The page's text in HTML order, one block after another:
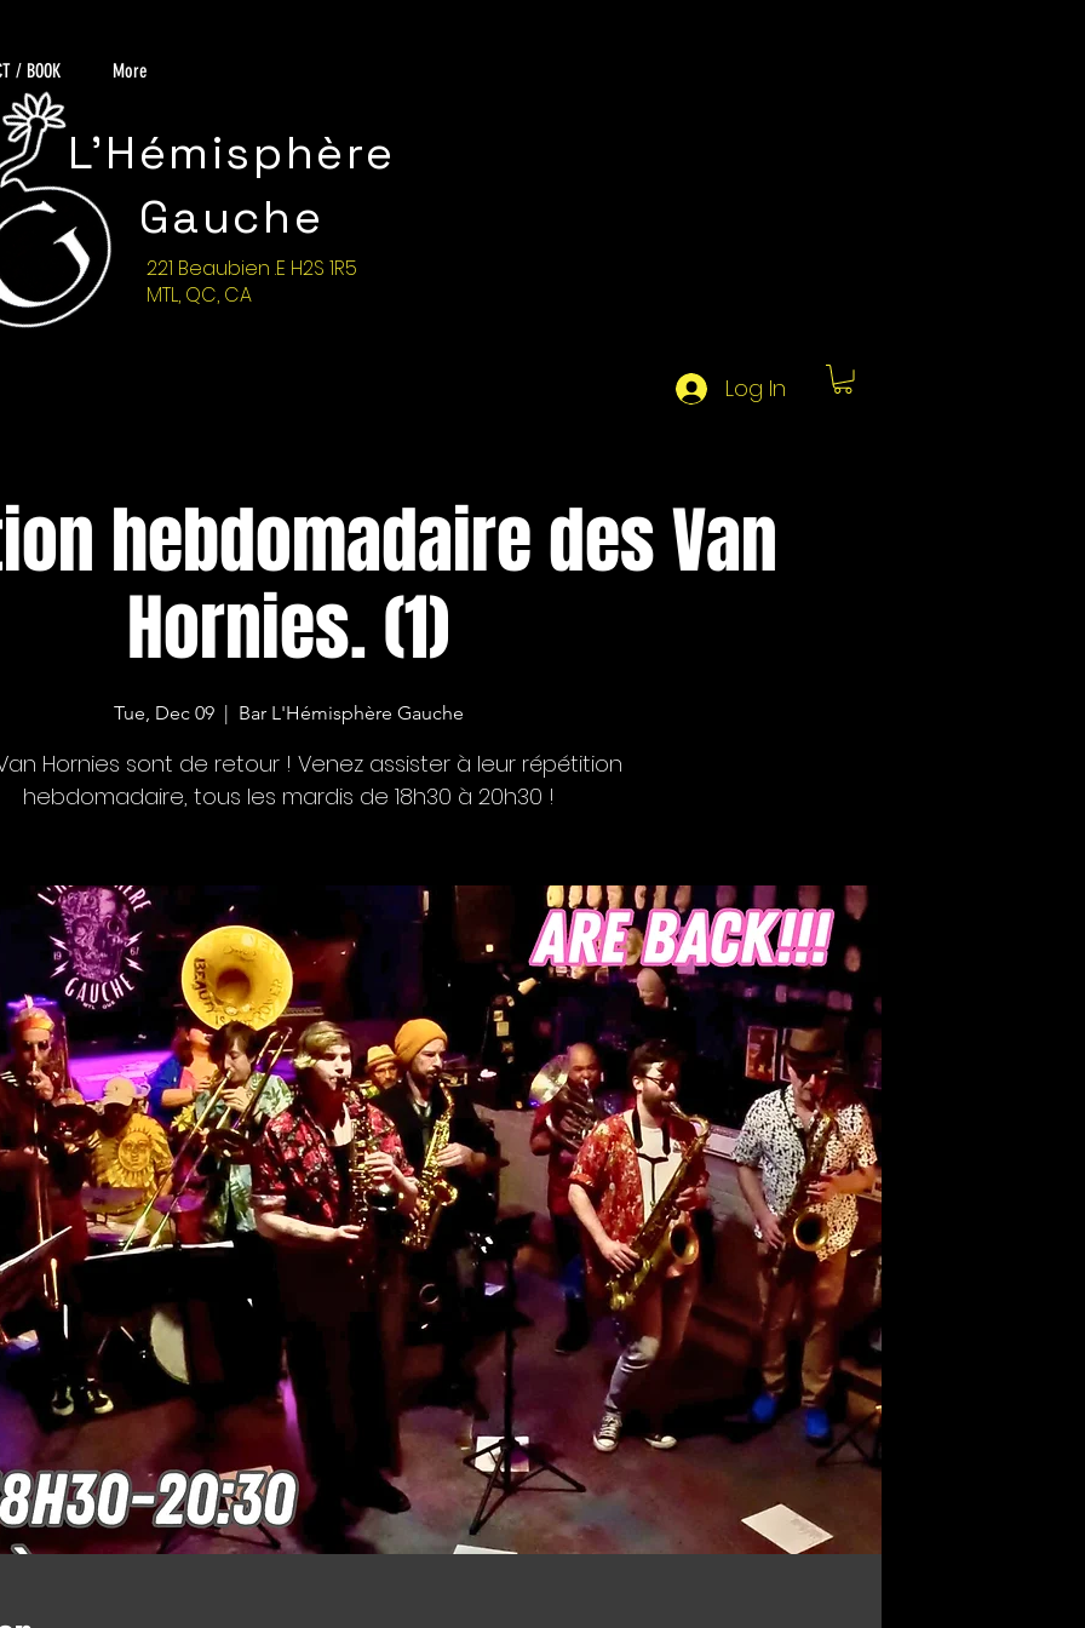
221 Beaubien .E H2S 1R5
MTL, QC, CA
L'Hémisphère
Gauche
/ BOOK More
Log In
hebdomadaire des Van
Hornies. (1)
Tue, Dec 09
  |
Bar L'Hémisphère Gauche
Hornies sont de retour ! Venez assister à leur répétition
hebdomadaire, tous les mardis de 18h30 à 20h30 !